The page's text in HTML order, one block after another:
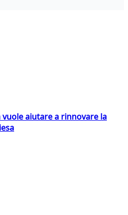
vuole aiutare a rinnovare la